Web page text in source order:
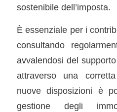
sostenibile dell’imposta.
È essenziale per i
consultando
avvalendosi del
attraverso una
nuove disposizioni è
gestione degli